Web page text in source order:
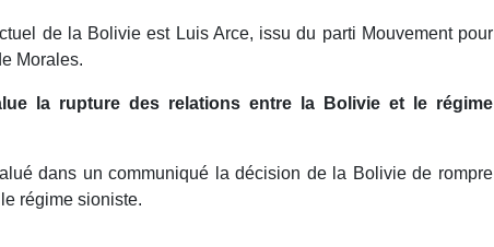
de la Bolivie est Luis Arce, issu du parti Mouvement pour
Morales.
la rupture des relations entre la Bolivie et le régime
dans un communiqué la décision de la Bolivie de rompre
régime sioniste.